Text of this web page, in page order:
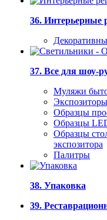
36. Интерьерные
37. Все для шоу-
Муляжи
Экспозиторы
Образцы
Образцы
Образцы
экспозитора
Палитры
38. Упаковка
39.